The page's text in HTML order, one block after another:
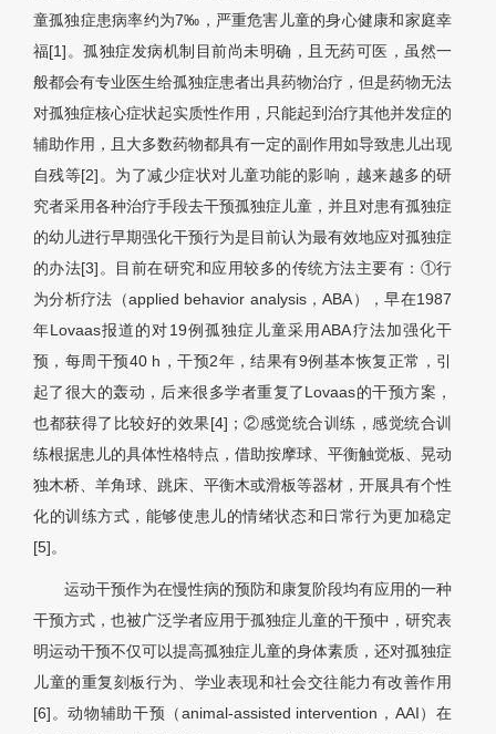
童孤独症患病率约为7‰，严重危害儿童的身心健康和家庭幸
福[1]。孤独症发病机制目前尚未明确，且无药可医，虽然一
般都会有专业医生给孤独症患者出具药物治疗，但是药物无法
对孤独症核心症状起实质性作用，只能起到治疗其他并发症的
辅助作用，且大多数药物都具有一定的副作用如导致患儿出现
自残等[2]。为了减少症状对儿童功能的影响，越来越多的研
究者采用各种治疗手段去干预孤独症儿童，并且对患有孤独症
的幼儿进行早期强化干预行为是目前认为最有效地应对孤独症
的办法[3]。目前在研究和应用较多的传统方法主要有：①行
为分析疗法（applied behavior analysis，ABA），早在1987
年Lovaas报道的对19例孤独症儿童采用ABA疗法加强化干
预，每周干预40 h，干预2年，结果有9例基本恢复正常，引
起了很大的轰动，后来很多学者重复了Lovaas的干预方案，
也都获得了比较好的效果[4]；②感觉统合训练，感觉统合训
练根据患儿的具体性格特点，借助按摩球、平衡触觉板、晃动
独木桥、羊角球、跳床、平衡木或滑板等器材，开展具有个性
化的训练方式，能够使患儿的情绪状态和日常行为更加稳定
[5]。
运动干预作为在慢性病的预防和康复阶段均有应用的一种
干预方式，也被广泛学者应用于孤独症儿童的干预中，研究表
明运动干预不仅可以提高孤独症儿童的身体素质，还对孤独症
儿童的重复刻板行为、学业表现和社会交往能力有改善作用
[6]。动物辅助干预（animal-assisted intervention，AAI）在